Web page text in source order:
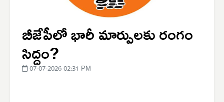
బీజేపీలో భారీ మార్పులకు రంగం
సిద్ధం?
07-07-2026 02:31 PM